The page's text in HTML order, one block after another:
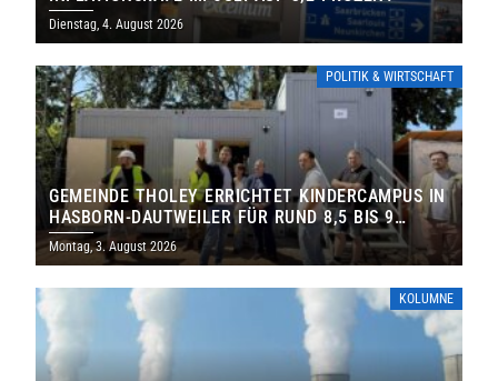
Dienstag, 4. August 2026
POLITIK & WIRTSCHAFT
GEMEINDE THOLEY ERRICHTET KINDERCAMPUS IN
HASBORN-DAUTWEILER FÜR RUND 8,5 BIS 9
MILLIONEN EURO
Montag, 3. August 2026
KOLUMNE